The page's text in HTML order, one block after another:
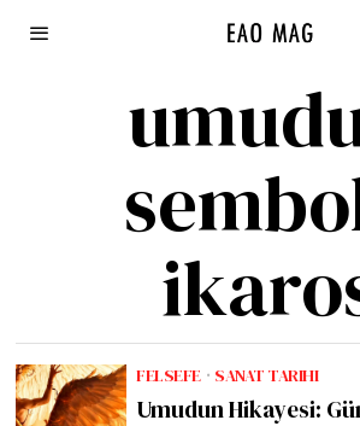
FELSEFE · SANAT TARIHI
Umudun Hikayesi: